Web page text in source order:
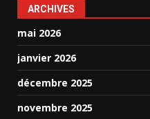
ARCHIVES
mai 2026
janvier 2026
décembre 2025
novembre 2025